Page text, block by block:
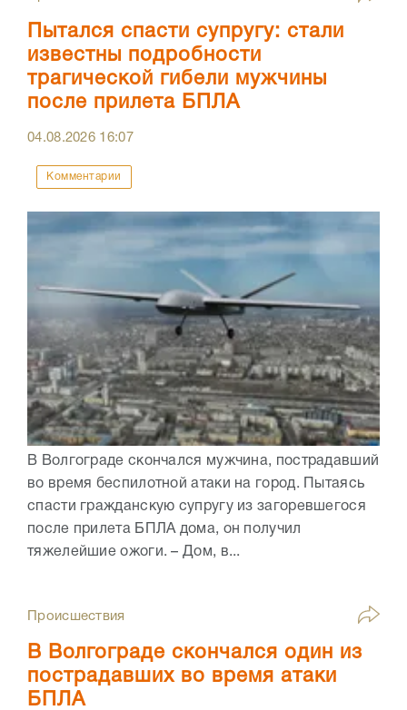
Пытался спасти супругу: стали
известны подробности
трагической гибели мужчины
после прилета БПЛА
04.08.2026 16:07
Комментарии
В Волгограде скончался мужчина, пострадавший
во время беспилотной атаки на город. Пытаясь
спасти гражданскую супругу из загоревшегося
после прилета БПЛА дома, он получил
тяжелейшие ожоги. – Дом, в...
Происшествия
В Волгограде скончался один из
пострадавших во время атаки
БПЛА